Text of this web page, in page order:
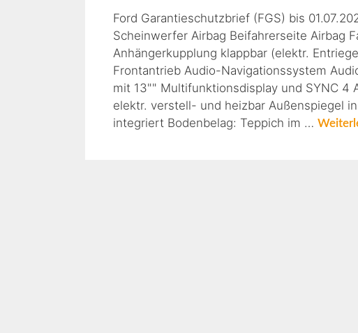
Ford Garantieschutzbrief (FGS) bis
Scheinwerfer Airbag Beifahrerseite Airbag
Anhängerkupplung klappbar (elektr.
Frontantrieb Audio-Navigationssystem
mit 13"" Multifunktionsdisplay und SYNC 4
elektr. verstell- und heizbar Außenspiegel
integriert Bodenbelag: Teppich im …